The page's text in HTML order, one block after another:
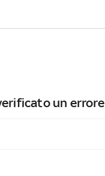
un errore